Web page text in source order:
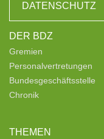
DATENSCHUTZ
DER BDZ
Gremien
Personalvertretungen
Bundesgeschäftsstelle
Chronik
THEMEN